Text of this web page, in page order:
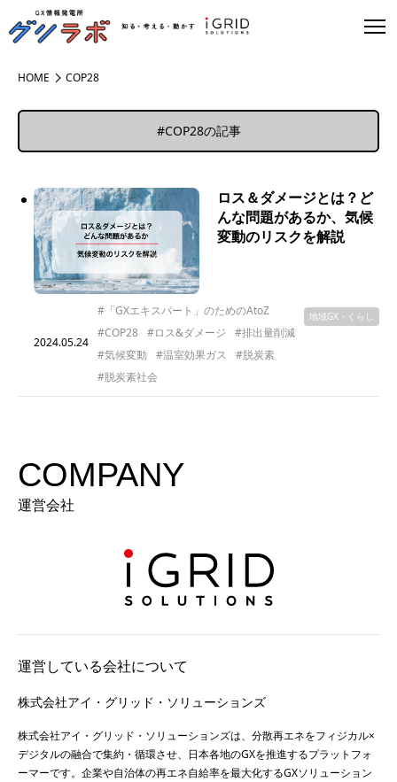
HOME COP28
#COP28の記事
ロス＆ダメージとは？ど
んな問題があるか、気候
変動のリスクを解説
2024.05.24
#「GXエキスパート」のためのAtoZ
#COP28
#ロス&ダメージ
#排出量削減
#気候変動
#温室効果ガス
#脱炭素
#脱炭素社会
地域GX・くらし
COMPANY
運営会社
運営している会社について
株式会社アイ・グリッド・ソリューションズ
株式会社アイ・グリッド・ソリューションズは、分散再エネをフィジカル×
デジタルの融合で集約・循環させ、日本各地のGXを推進するプラットフォ
ーマーです。企業や自治体の再エネ自給率を最大化するGXソリューション